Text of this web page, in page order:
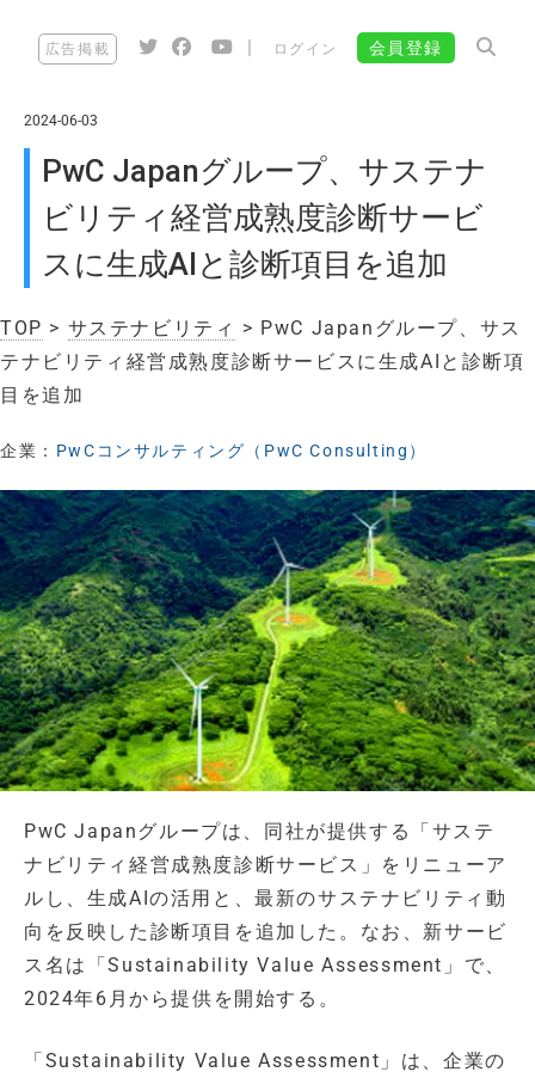
広告掲載 ログイン 会員登録
2024-06-03
PwC Japanグループ、サステナ
ビリティ経営成熟度診断サービ
スに生成AIと診断項目を追加
TOP > サステナビリティ > PwC Japanグループ、サス
テナビリティ経営成熟度診断サービスに生成AIと診断項
目を追加
企業： PwCコンサルティング（PwC Consulting）
PwC Japanグループは、同社が提供する「サステ
ナビリティ経営成熟度診断サービス」をリニューア
ルし、生成AIの活用と、最新のサステナビリティ動
向を反映した診断項目を追加した。なお、新サービ
ス名は「Sustainability Value Assessment」で、
2024年6月から提供を開始する。
「Sustainability Value Assessment」は、企業の